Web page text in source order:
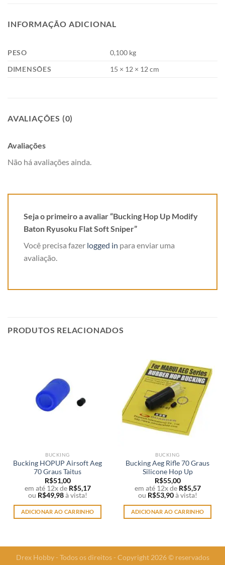
INFORMAÇÃO ADICIONAL
PESO
0,100 kg
DIMENSÕES
15 × 12 × 12 cm
AVALIAÇÕES (0)
Avaliações
Não há avaliações ainda.
Seja o primeiro a avaliar “Bucking Hop Up Modify
Baton Ryusoku Flat Soft Sniper”
Você precisa fazer logged in para enviar uma
avaliação.
PRODUTOS RELACIONADOS
BUCKING
Bucking HOPUP Airsoft Aeg
70 Graus Taitus
R$51,00
em até 12x de R$5,17
ou R$49,98 à vista!
ADICIONAR AO CARRINHO
BUCKING
Bucking Aeg Rifle 70 Graus
Silicone Hop Up
R$55,00
em até 12x de R$5,57
ou R$53,90 à vista!
ADICIONAR AO CARRINHO
Drex Hobby - Todos os direitos - Copyright 2026 © reservados